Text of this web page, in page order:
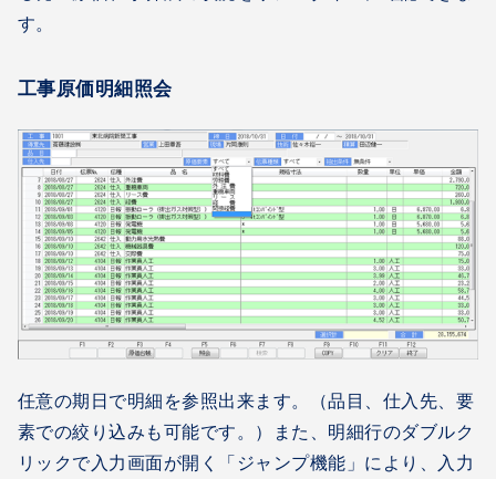
す。
工事原価明細照会
任意の期日で明細を参照出来ます。（品目、仕入先、要
素での絞り込みも可能です。）また、明細行のダブルク
リックで入力画面が開く「ジャンプ機能」により、入力